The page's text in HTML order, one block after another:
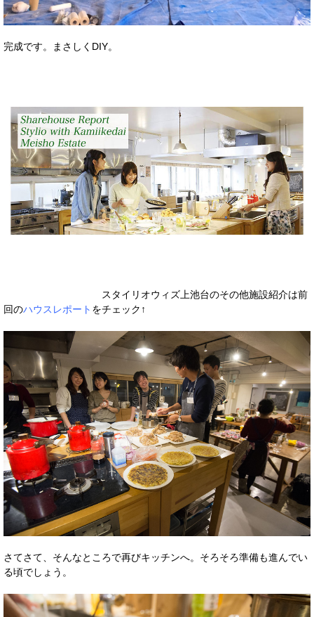
完成です。まさしくDIY。
スタイリオウィズ上池台のその他施設紹介は前
回のハウスレポート をチェック↑
さてさて、そんなところで再びキッチンへ。そろそろ準備も進んでい
る頃でしょう。